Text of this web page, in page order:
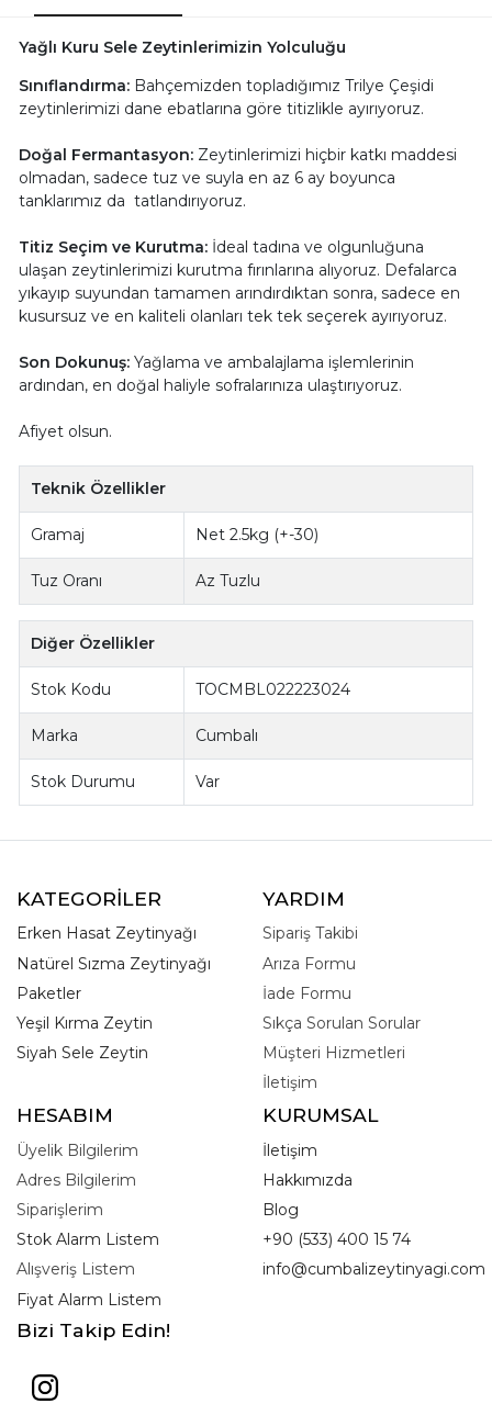
Yağlı Kuru Sele Zeytinlerimizin Yolculuğu
Sınıflandırma:Bahçemizden topladığımız Trilye Çeşidi
zeytinlerimizi dane ebatlarına göre titizlikle ayırıyoruz.
Doğal Fermantasyon:Zeytinlerimizi hiçbir katkı maddesi
olmadan, sadece tuz ve suyla en az 6 ay boyunca
tanklarımız da tatlandırıyoruz.
Titiz Seçim ve Kurutma:İdeal tadına ve olgunluğuna
ulaşan zeytinlerimizi kurutma fırınlarına alıyoruz. Defalarca
yıkayıp suyundan tamamen arındırdıktan sonra, sadece en
kusursuz ve en kaliteli olanları tek tek seçerek ayırıyoruz.
Son Dokunuş:Yağlama ve ambalajlama işlemlerinin
ardından, en doğal haliyle sofralarınıza ulaştırıyoruz.
Afiyet olsun.
Teknik Özellikler
Gramaj Net 2.5kg (+-30)
Tuz Oranı Az Tuzlu
Diğer Özellikler
Stok Kodu TOCMBL022223024
Marka Cumbalı
Stok Durumu Var
KATEGORİLER
Erken Hasat Zeytinyağı
Natürel Sızma Zeytinyağı
Paketler
Yeşil Kırma Zeytin
Siyah Sele Zeytin
YARDIM
Sipariş Takibi
Arıza Formu
İade Formu
Sıkça Sorulan Sorular
Müşteri Hizmetleri
İletişim
HESABIM
Üyelik Bilgilerim
Adres Bilgilerim
Siparişlerim
Stok Alarm Listem
Alışveriş Listem
Fiyat Alarm Listem
KURUMSAL
İletişim
Hakkımızda
Blog
+90 (533) 400 15 74
info@cumbalizeytinyagi.com
Bizi Takip Edin!